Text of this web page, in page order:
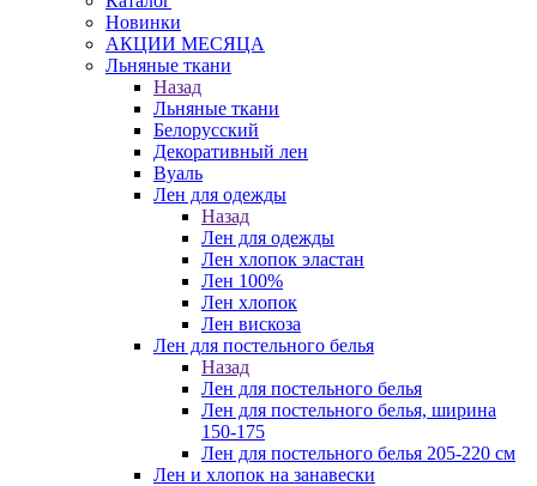
Новинки
АКЦИИ МЕСЯЦА
Льняные ткани
Назад
Льняные ткани
Белорусский
Декоративный лен
Вуаль
Лен для одежды
Назад
Лен для одежды
Лен хлопок эластан
Лен 100%
Лен хлопок
Лен вискоза
Лен для постельного белья
Назад
Лен для постельного белья
Лен для постельного белья, ширина
150-175
Лен для постельного белья 205-220 см
Лен и хлопок на занавески